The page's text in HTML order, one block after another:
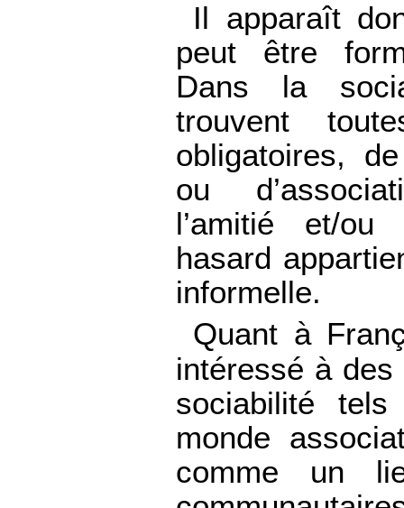
Il apparaît
peut être
Dans la
trouvent
obligatoires,
ou
l’amitié et/
hasard
informelle.
Quant à
intéressé à
sociabilité
monde
comme un